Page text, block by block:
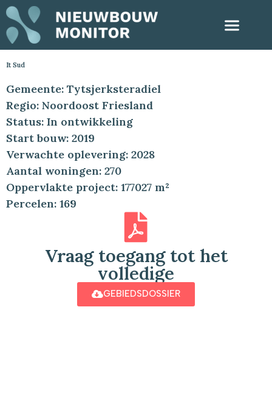
It Sud
Gemeente: Tytsjerksteradiel
Regio: Noordoost Friesland
Status: In ontwikkeling
Start bouw: 2019
Verwachte oplevering: 2028
Aantal woningen: 270
Oppervlakte project: 177027 m²
Percelen: 169
Vraag toegang tot het
volledige
GEBIEDSDOSSIER